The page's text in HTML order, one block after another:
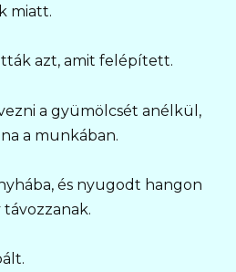
miatt.
azt, amit felépített.
a gyümölcsét anélkül,
a munkában.
és nyugodt hangon